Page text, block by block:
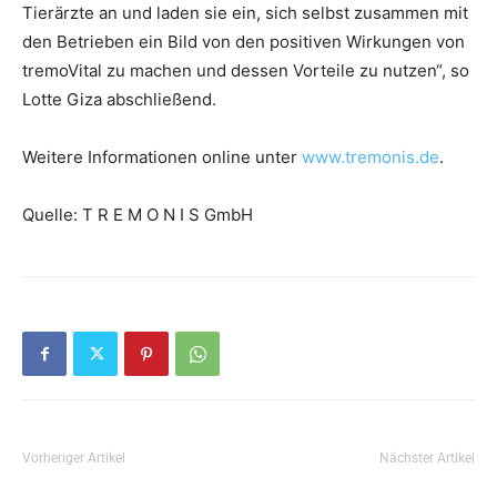
Tierärzte an und laden sie ein, sich selbst zusammen mit
den Betrieben ein Bild von den positiven Wirkungen von
tremoVital zu machen und dessen Vorteile zu nutzen“, so
Lotte Giza abschließend.
Weitere Informationen online unter www.tremonis.de.
Quelle: T R E M O N I S GmbH
Vorheriger Artikel Nächster Artikel